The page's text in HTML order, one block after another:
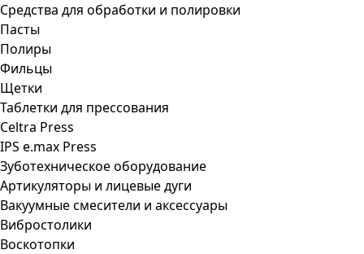
Средства для обработки и полировки
Пасты
Полиры
Фильцы
Щетки
Таблетки для прессования
Celtra Press
IPS e.max Press
Зуботехническое оборудование
Артикуляторы и лицевые дуги
Вакуумные смесители и аксессуары
Вибростолики
Воскотопки